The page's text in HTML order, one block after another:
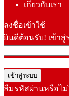
เกี่ยวกับเรา
ลงชื่อเข้าใช้
ยินดีต้อนรับ! เข้า
ลืมรหัสผ่านหรือไ